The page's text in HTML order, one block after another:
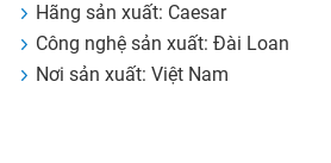
Hãng sản xuất: Caesar
Công nghệ sản xuất: Đài Loan
Nơi sản xuất: Việt Nam